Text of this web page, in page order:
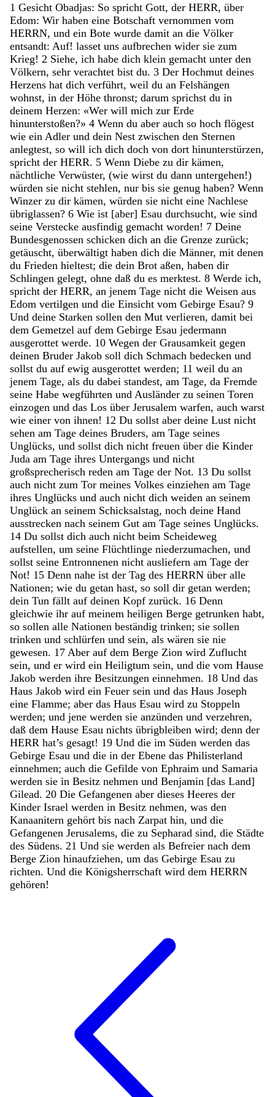
1 Gesicht Obadjas: So spricht Gott, der HERR, über
Edom: Wir haben eine Botschaft vernommen vom
HERRN, und ein Bote wurde damit an die Völker
entsandt: Auf! lasset uns aufbrechen wider sie zum
Krieg! 2 Siehe, ich habe dich klein gemacht unter den
Völkern, sehr verachtet bist du. 3 Der Hochmut deines
Herzens hat dich verführt, weil du an Felshängen
wohnst, in der Höhe thronst; darum sprichst du in
deinem Herzen: «Wer will mich zur Erde
hinunterstoßen?» 4 Wenn du aber auch so hoch flögest
wie ein Adler und dein Nest zwischen den Sternen
anlegtest, so will ich dich doch von dort hinunterstürzen,
spricht der HERR. 5 Wenn Diebe zu dir kämen,
nächtliche Verwüster, (wie wirst du dann untergehen!)
würden sie nicht stehlen, nur bis sie genug haben? Wenn
Winzer zu dir kämen, würden sie nicht eine Nachlese
übriglassen? 6 Wie ist [aber] Esau durchsucht, wie sind
seine Verstecke ausfindig gemacht worden! 7 Deine
Bundesgenossen schicken dich an die Grenze zurück;
getäuscht, überwältigt haben dich die Männer, mit denen
du Frieden hieltest; die dein Brot aßen, haben dir
Schlingen gelegt, ohne daß du es merktest. 8 Werde ich,
spricht der HERR, an jenem Tage nicht die Weisen aus
Edom vertilgen und die Einsicht vom Gebirge Esau? 9
Und deine Starken sollen den Mut verlieren, damit bei
dem Gemetzel auf dem Gebirge Esau jedermann
ausgerottet werde. 10 Wegen der Grausamkeit gegen
deinen Bruder Jakob soll dich Schmach bedecken und
sollst du auf ewig ausgerottet werden; 11 weil du an
jenem Tage, als du dabei standest, am Tage, da Fremde
seine Habe wegführten und Ausländer zu seinen Toren
einzogen und das Los über Jerusalem warfen, auch warst
wie einer von ihnen! 12 Du sollst aber deine Lust nicht
sehen am Tage deines Bruders, am Tage seines
Unglücks, und sollst dich nicht freuen über die Kinder
Juda am Tage ihres Untergangs und nicht
großsprecherisch reden am Tage der Not. 13 Du sollst
auch nicht zum Tor meines Volkes einziehen am Tage
ihres Unglücks und auch nicht dich weiden an seinem
Unglück an seinem Schicksalstag, noch deine Hand
ausstrecken nach seinem Gut am Tage seines Unglücks.
14 Du sollst dich auch nicht beim Scheideweg
aufstellen, um seine Flüchtlinge niederzumachen, und
sollst seine Entronnenen nicht ausliefern am Tage der
Not! 15 Denn nahe ist der Tag des HERRN über alle
Nationen; wie du getan hast, so soll dir getan werden;
dein Tun fällt auf deinen Kopf zurück. 16 Denn
gleichwie ihr auf meinem heiligen Berge getrunken habt,
so sollen alle Nationen beständig trinken; sie sollen
trinken und schlürfen und sein, als wären sie nie
gewesen. 17 Aber auf dem Berge Zion wird Zuflucht
sein, und er wird ein Heiligtum sein, und die vom Hause
Jakob werden ihre Besitzungen einnehmen. 18 Und das
Haus Jakob wird ein Feuer sein und das Haus Joseph
eine Flamme; aber das Haus Esau wird zu Stoppeln
werden; und jene werden sie anzünden und verzehren,
daß dem Hause Esau nichts übrigbleiben wird; denn der
HERR hat’s gesagt! 19 Und die im Süden werden das
Gebirge Esau und die in der Ebene das Philisterland
einnehmen; auch die Gefilde von Ephraim und Samaria
werden sie in Besitz nehmen und Benjamin [das Land]
Gilead. 20 Die Gefangenen aber dieses Heeres der
Kinder Israel werden in Besitz nehmen, was den
Kanaanitern gehört bis nach Zarpat hin, und die
Gefangenen Jerusalems, die zu Sepharad sind, die Städte
des Südens. 21 Und sie werden als Befreier nach dem
Berge Zion hinaufziehen, um das Gebirge Esau zu
richten. Und die Königsherrschaft wird dem HERRN
gehören!